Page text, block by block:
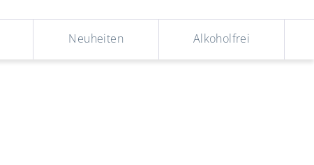
Neuheiten Alkoholfrei